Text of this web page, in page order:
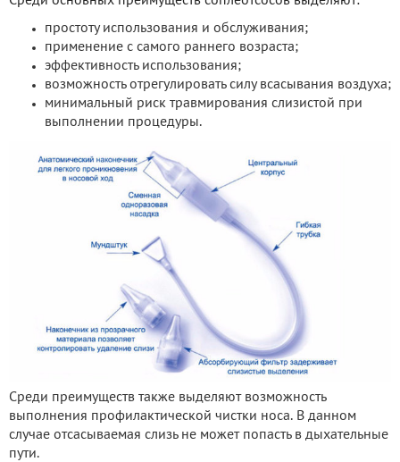
простоту использования и обслуживания;
применение с самого раннего возраста;
эффективность использования;
возможность отрегулировать силу всасывания воздуха;
минимальный риск травмирования слизистой при
выполнении процедуры.
Среди преимуществ также выделяют возможность
выполнения профилактической чистки носа. В данном
случае отсасываемая слизь не может попасть в дыхательные
пути.